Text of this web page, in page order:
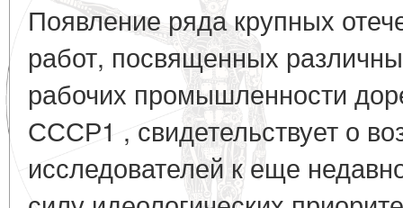
Появление ряда крупных
работ, посвященных
рабочих промышленности
СССР1 , свидетельствует о
исследователей к еще